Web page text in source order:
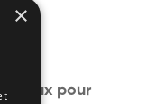
pour
×